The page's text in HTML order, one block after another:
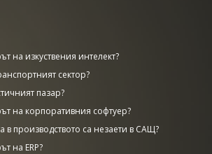
на изкуствения интелект?
сектор?
пазар?
на корпоративния софтуер?
в производството са незаети в САЩ?
на ERP?